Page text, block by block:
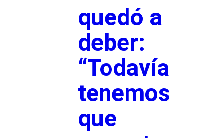
quedó a
deber:
“Todavía
tenemos
que